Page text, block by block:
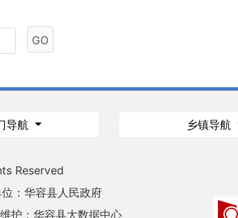
GO
导航 乡镇导航
Reserved
：华容县人民政府
护：华容县大数据中心